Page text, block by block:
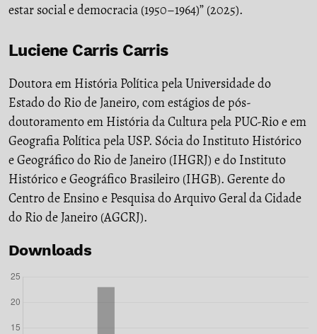
estar social e democracia (1950–1964)” (2025).
Luciene Carris Carris
Doutora em História Política pela Universidade do
Estado do Rio de Janeiro, com estágios de pós-
doutoramento em História da Cultura pela PUC-Rio e em
Geografia Política pela USP. Sócia do Instituto Histórico
e Geográfico do Rio de Janeiro (IHGRJ) e do Instituto
Histórico e Geográfico Brasileiro (IHGB). Gerente do
Centro de Ensino e Pesquisa do Arquivo Geral da Cidade
do Rio de Janeiro (AGCRJ).
Downloads